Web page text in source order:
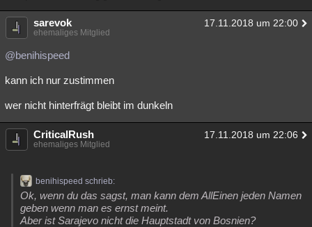
sarevok 17.11.2018 um 22:00
ehemaliges Mitglied
@benihispeed
kann ich nur zustimmen
wer nicht hinterfrägt bleibt im dunkeln
CriticalRush 17.11.2018 um 22:06
ehemaliges Mitglied
benihispeed schrieb:
Ok, wenn du das sagst, man kann dem AllEinen jeden Namen
geben wenn man es ernst meint.
Aber ist Sarajevo nicht die Hauptstadt von Bosnien?